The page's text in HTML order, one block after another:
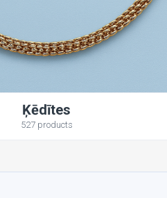
Ķēdītes
527 products